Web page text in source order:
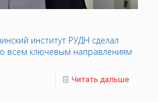
институт РУДН сделал
всем ключевым направлениям
Читать дальше